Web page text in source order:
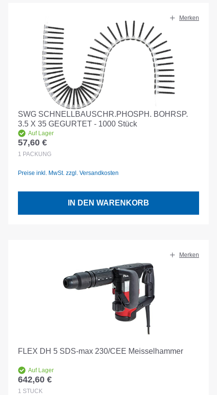
Merken
SWG SCHNELLBAUSCHR.PHOSPH. BOHRSP.
3.5 X 35 GEGURTET - 1000 Stück
Auf Lager
Regulärer Preis:
57,60 €
1 PACKUNG
Preise inkl. MwSt. zzgl. Versandkosten
IN DEN WARENKORB
Merken
FLEX DH 5 SDS-max 230/CEE Meisselhammer
Auf Lager
Regulärer Preis:
642,60 €
1 STÜCK